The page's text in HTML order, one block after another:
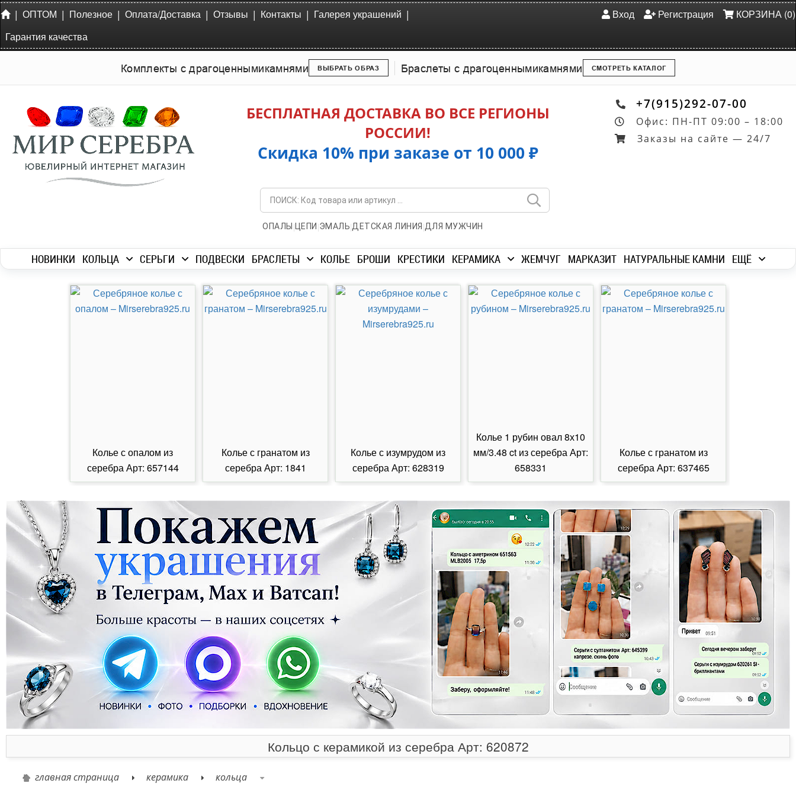
| ОПТОМ | Полезное | Оплата/Доставка | Отзывы | Контакты | Галерея украшений |
Гарантия качества
Вход Регистрация КОРЗИНА (0)
Комплекты с драгоценнымикамнями ВЫБРАТЬ ОБРАЗ Браслеты с драгоценнымикамнями СМОТРЕТЬ КАТАЛОГ
БЕСПЛАТНАЯ ДОСТАВКА ВО ВСЕ РЕГИОНЫ
РОССИИ!
Скидка 10% при заказе от 10 000 ₽
ОПАЛЫ | ЦЕПИ |ЭМАЛЬ|ДЕТСКАЯ ЛИНИЯ |ДЛЯ МУЖЧИН
+7(915)292-07-00
Офис: ПН-ПТ 09:00 – 18:00
Заказы на сайте — 24/7
НОВИНКИ КОЛЬЦА СЕРЬГИ ПОДВЕСКИ БРАСЛЕТЫ КОЛЬЕ БРОШИ КРЕСТИКИ КЕРАМИКА ЖЕМЧУГ МАРКАЗИТ НАТУРАЛЬНЫЕ КАМНИ ЕЩЁ
Колье с опалом из
серебра Арт: 657144
Колье с гранатом из
серебра Арт: 1841
Колье с изумрудом из
серебра Арт: 628319
Колье 1 рубин овал 8х10
мм/3.48 ct из серебра Арт:
658331
Колье с гранатом из
серебра Арт: 637465
Кольцо с керамикой из серебра Арт: 620872
главная страница керамика кольца